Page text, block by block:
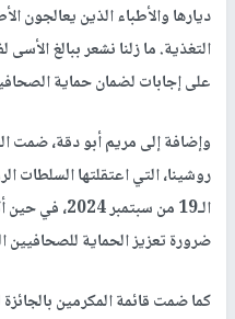
ديارها والأطباء الذين يعالجون
التغذية. ما زلنا نشعر ببالغ
على إجابات لضمان حماية
وإضافة إلى مريم أبو دقة، ضمت
روشينا، التي اعتقلتها السلطات
الـ19 من
ضرورة تعزيز الحماية للصحافيين